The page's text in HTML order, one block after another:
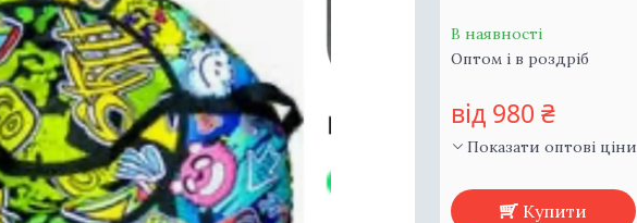
В наявності
Оптом і в роздріб
від 980 ₴
Показати оптові ціни
Купити